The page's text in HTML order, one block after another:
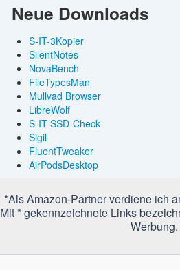
Neue Downloads
S-IT-3Kopier
SilentNotes
NovaBench
FileTypesMan
Mullvad Browser
LibreWolf
S-IT SSD-Check
Sigil
FluentTweaker
AirPodsDesktop
*Als Amazon-Partner verdiene ich
Mit * gekennzeichnete Links
Werbung.